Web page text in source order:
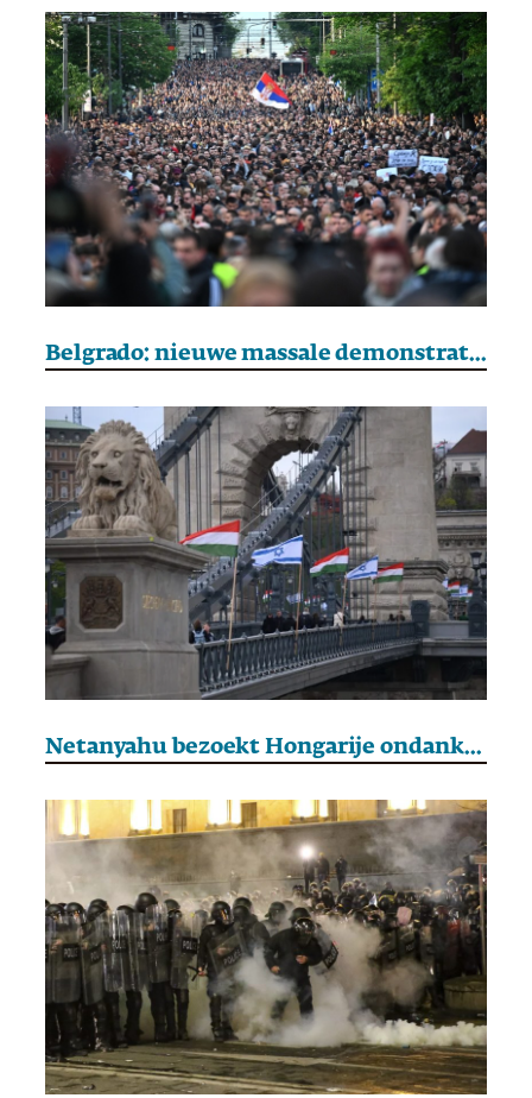
Belgrado: nieuwe massale demonstraties om vervroegde verkiezingen te eisen
Netanyahu bezoekt Hongarije ondanks arrestatiebevel van het Internationaal Strafhof